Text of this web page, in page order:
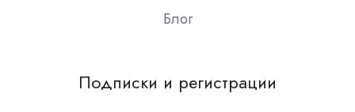
Блог
Подписки и регистрации